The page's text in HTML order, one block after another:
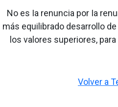
No es Ia renuncia por Ia
más equilibrado desarrollo
los valores superiores,
Volver a